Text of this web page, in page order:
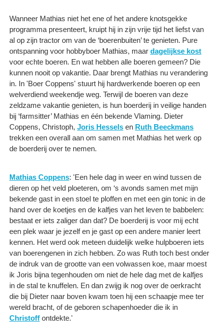
Wanneer Mathias niet het ene of het andere knotsgekke
programma presenteert, kruipt hij in zijn vrije tijd het liefst van
al op zijn tractor om van de ‘boerenbuiten’ te genieten. Pure
ontspanning voor hobbyboer Mathias, maar dagelijkse kost
voor echte boeren. En wat hebben alle boeren gemeen? Die
kunnen nooit op vakantie. Daar brengt Mathias nu verandering
in. In 'Boer Coppens' stuurt hij hardwerkende boeren op een
welverdiend weekendje weg. Terwijl de boeren van deze
zeldzame vakantie genieten, is hun boerderij in veilige handen
bij ‘farmsitter’ Mathias en één bekende Vlaming. Dieter
Coppens, Christoph, Joris Hessels en Ruth Beeckmans
trekken een overall aan om samen met Mathias het werk op
de boerderij over te nemen.
Mathias Coppens: 'Een hele dag in weer en wind tussen de
dieren op het veld ploeteren, om ‘s avonds samen met mijn
bekende gast in een stoel te ploffen en met een gin tonic in de
hand over de koetjes en de kalfjes van het leven te babbelen:
bestaat er iets zaliger dan dat? De boerderij is voor mij echt
een plek waar je jezelf en je gast op een andere manier leert
kennen. Het werd ook meteen duidelijk welke hulpboeren iets
van boerengenen in zich hebben. Zo was Ruth toch best onder
de indruk van de grootte van een volwassen koe, maar moest
ik Joris bijna tegenhouden om niet de hele dag met de kalfjes
in de stal te knuffelen. En dan zwijg ik nog over de oerkracht
die bij Dieter naar boven kwam toen hij een schaapje mee ter
wereld bracht, of de geboren schapenhoeder die ik in
Christoff ontdekte.'